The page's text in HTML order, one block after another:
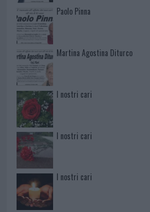
Paolo Pinna
Martina Agostina Diturco
I nostri cari
I nostri cari
I nostri cari